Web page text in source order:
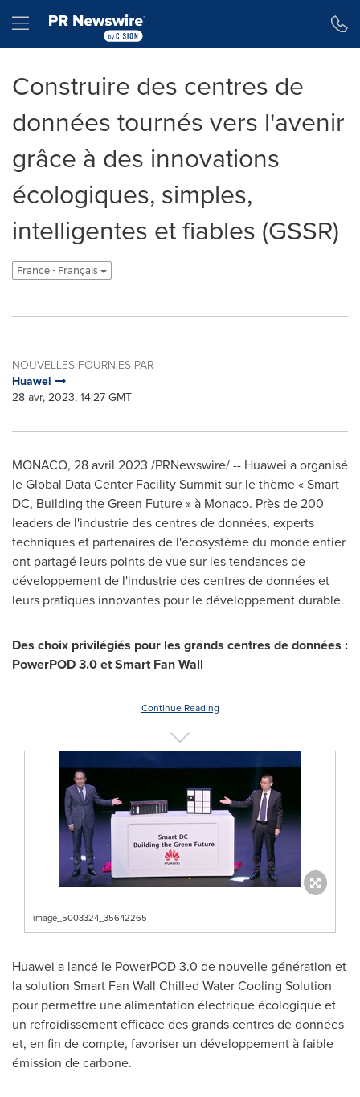
Hamburger menu
Construire des centres de
données tournés vers l'avenir
grâce à des innovations
écologiques, simples,
intelligentes et fiables (GSSR)
France - Français
NOUVELLES FOURNIES PAR
Huawei
28 avr, 2023, 14:27 GMT
MONACO, 28 avril 2023 /PRNewswire/ -- Huawei a organisé
le Global Data Center Facility Summit sur le thème « Smart
DC, Building the Green Future » à Monaco. Près de 200
leaders de l'industrie des centres de données, experts
techniques et partenaires de l'écosystème du monde entier
ont partagé leurs points de vue sur les tendances de
développement de l'industrie des centres de données et
leurs pratiques innovantes pour le développement durable.
Des choix privilégiés pour les grands centres de données :
PowerPOD 3.0 et Smart Fan Wall
Continue Reading
image_5003324_35642265
Huawei a lancé le PowerPOD 3.0 de nouvelle génération et
la solution Smart Fan Wall Chilled Water Cooling Solution
pour permettre une alimentation électrique écologique et
un refroidissement efficace des grands centres de données
et, en fin de compte, favoriser un développement à faible
émission de carbone.